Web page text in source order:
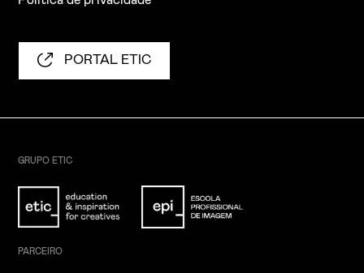
PORTAL ETIC
GRUPO ETIC
PARCEIRO